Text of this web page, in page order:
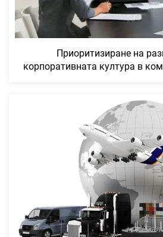
Приоритизиране на
корпоративната култура в